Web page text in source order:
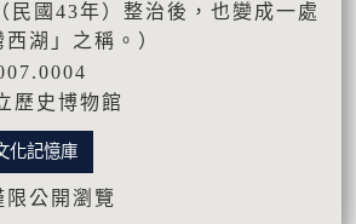
民國43年）整治後，也變成一處
湖」之稱。）
歷史博物館
化記憶庫
公開瀏覽